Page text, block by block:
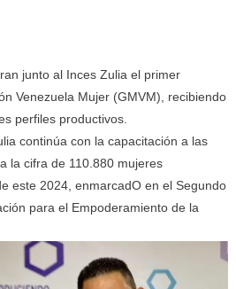
junto al Inces Zulia el primer
Venezuela Mujer (GMVM), recibiendo
perfiles productivos.
continúa con la capacitación a las
la cifra de 110.880 mujeres
este 2024, enmarcadO en el Segundo
para el Empoderamiento de la